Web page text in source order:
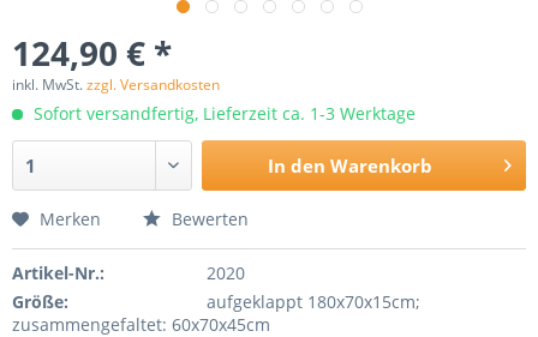
124,90 € *
inkl. MwSt.zzgl. Versandkosten
Sofort versandfertig, Lieferzeit ca. 1-3 Werktage
In den Warenkorb
Merken Bewerten
Artikel-Nr.:
2020
Größe:
aufgeklappt 180x70x15cm;
zusammengefaltet: 60x70x45cm